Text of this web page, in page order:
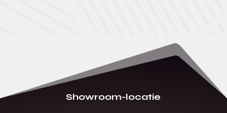
Showroom-locatie